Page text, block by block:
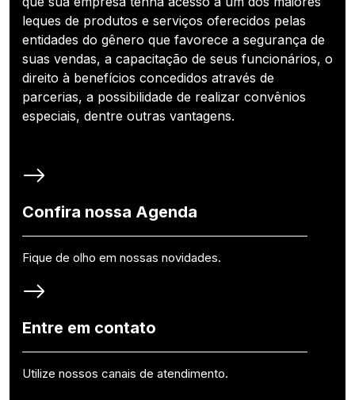
leques de produtos e serviços oferecidos pelas
entidades do gênero que favorece a segurança de
suas vendas, a capacitação de seus funcionários, o
direito à benefícios concedidos através de
parcerias, a possibilidade de realizar convênios
especiais, dentre outras vantagens.
Confira nossa Agenda
Fique de olho em nossas novidades.
Entre em contato
Utilize nossos canais de atendimento.